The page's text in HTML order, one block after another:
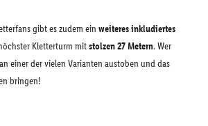
gibt es zudem ein weiteres inkludiertes
Kletterturm mitstolzen 27 Metern. Wer
einer der vielen Varianten austoben und das
bringen!